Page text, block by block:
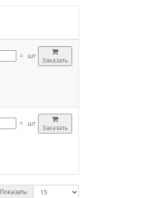
= шт
Заказать
= шт
Заказать
Показать: